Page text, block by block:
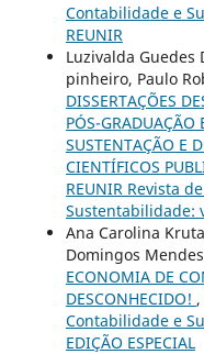
Contabilidade e
REUNIR
Luzivalda Guedes
pinheiro, Paulo
DISSERTAÇÕES
PÓS-
SUSTENTAÇÃO E
CIENTÍFICOS
REUNIR Revista
Sustentabilidade:
Ana Carolina
Domingos
ECONOMIA DE
DESCONHECIDO! ,
Contabilidade e
EDIÇÃO ESPECIAL